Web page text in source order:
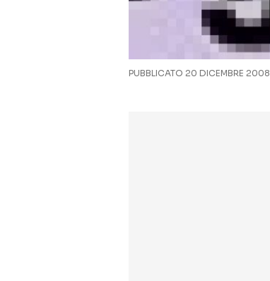
PUBBLICATO 20 DICEMBRE 2008